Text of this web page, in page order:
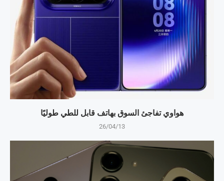
هواوي تفاجئ السوق بهاتف قابل للطي طوليًا
26/04/13